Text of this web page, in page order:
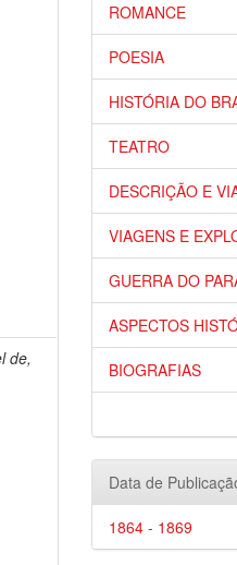
de,
ROMANCE
POESIA
HISTÓRIA DO
TEATRO
DESCRIÇÃO E
VIAGENS E
GUERRA DO
ASPECTOS
BIOGRAFIAS
Data de
1864 - 1869